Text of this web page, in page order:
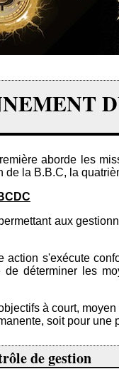
aborde les
la B.B.C, la
aux
s'exécute
déterminer les
à court,
soit pour une
de gestion